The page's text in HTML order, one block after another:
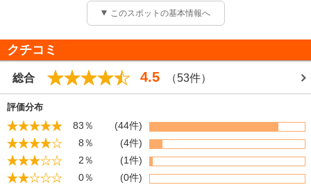
品種は「とちおとめ」「あきひめ」「紅ほっぺ」「ふさのか」「やよいひめ」
「かおりの」「おいCベリー」「チーバベリー」「くれない」「越後姫」「恋
直売所では新鮮・摘みたての苺を販売しております。お気軽にお立ち寄りくだ
さい。
このスポットの基本情報へ
クチコミ
総合 4.5 （53件）
評価分布
83％
(44件)
8％
(4件)
2％
(1件)
0％
(0件)